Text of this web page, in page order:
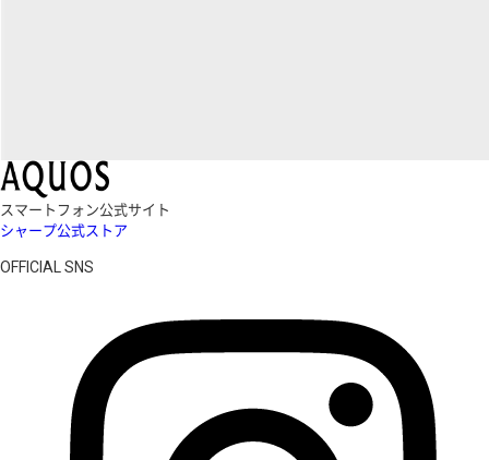
スマートフォン公式サイト
シャープ公式ストア
OFFICIAL SNS